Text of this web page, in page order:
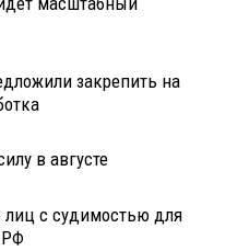
закрепить на
в августе
лиц с судимостью для
РФ